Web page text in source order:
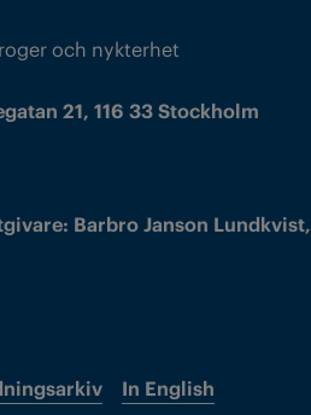
och nykterhet
21, 116 33 Stockholm
Barbro Janson Lundkvist,
In English